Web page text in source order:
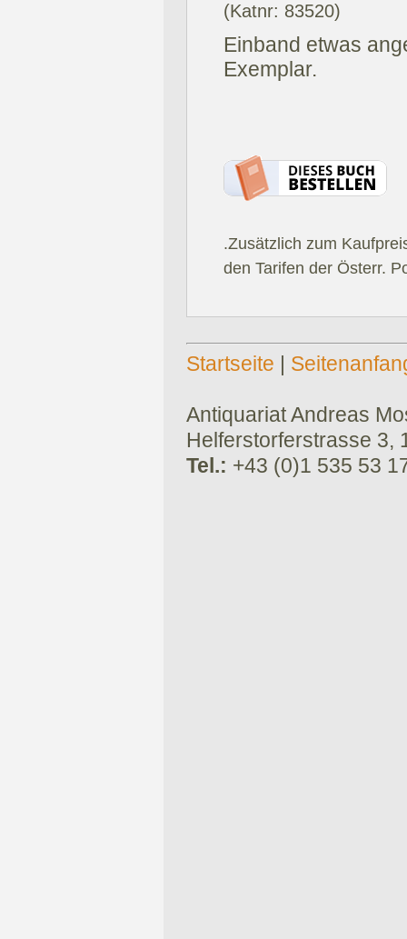
(Katnr: 83520)
Einband etwas
Exemplar.
.Zusätzlich zum
den Tarifen der Österr.
Startseite |
Antiquariat Andreas
Helferstorferstrasse 3,
Tel.: +43 (0)1 535 53